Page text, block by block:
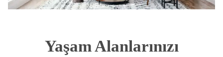
Yaşam Alanlarınızı